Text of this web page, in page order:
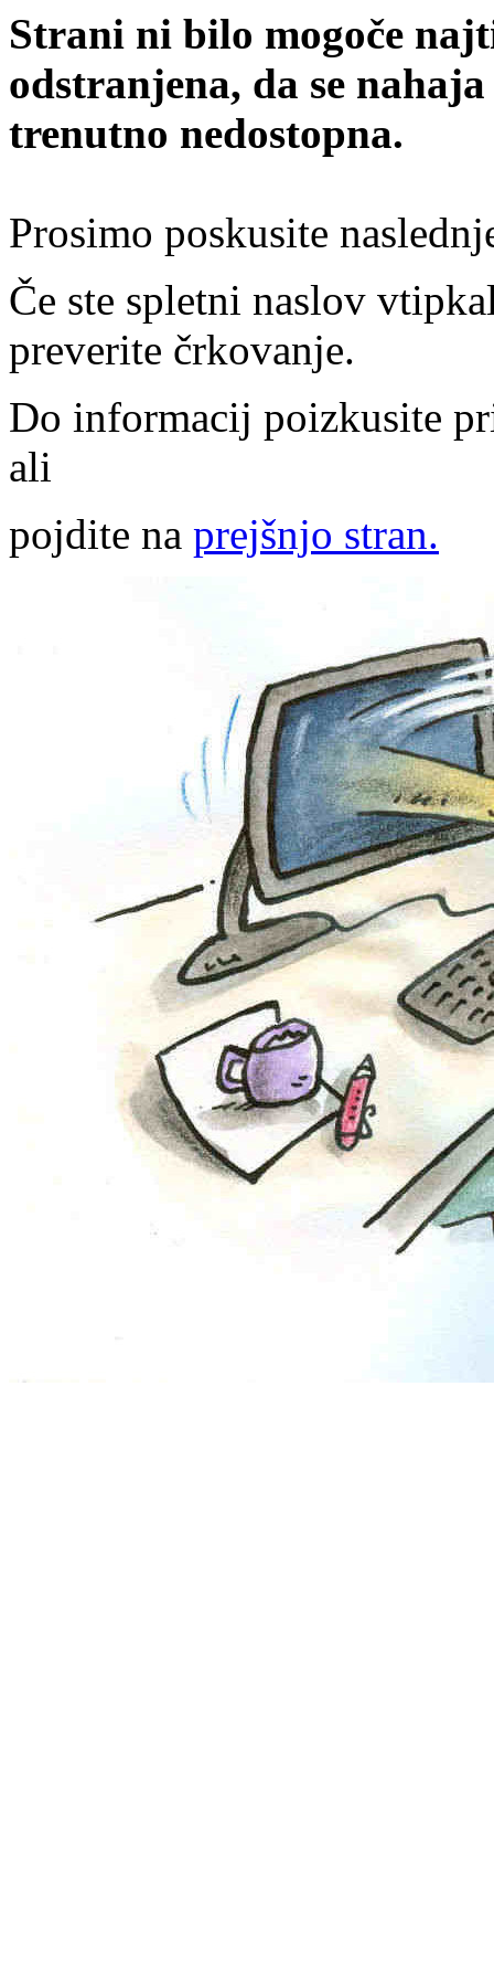
Strani ni bilo mogoče
odstranjena, da se
trenutno nedostopna.
Prosimo poskusite
Če ste spletni naslov
preverite črkovanje.
Do informacij poizkusite
ali
pojdite na prejšnjo stran.